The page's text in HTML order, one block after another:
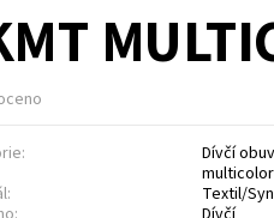
Dívčí obuv
multicolor
Textil/